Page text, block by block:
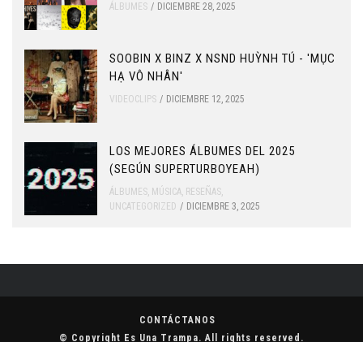
ÁLBUMES DICIEMBRE 28, 2025
SOOBIN X BINZ X NSND HUỲNH TÚ - 'MỤC
HẠ VÔ NHÂN'
VIDEOCLIPS DICIEMBRE 12, 2025
LOS MEJORES ÁLBUMES DEL 2025
(SEGÚN SUPERTURBOYEAH)
ÁLBUMES, MÚSICA, RESEÑAS,
UNCATEGORIZED
DICIEMBRE 3, 2025
CONTÁCTANOS
© Copyright Es Una Trampa. All rights reserved.